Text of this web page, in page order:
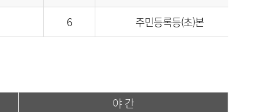
6 주민등록등(초)본
야 간